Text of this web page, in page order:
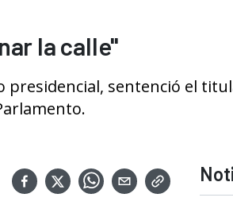
la calle"
sentenció el